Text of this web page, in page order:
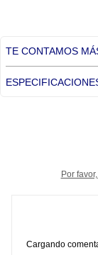
TE CONTAMOS
Por
Cargando